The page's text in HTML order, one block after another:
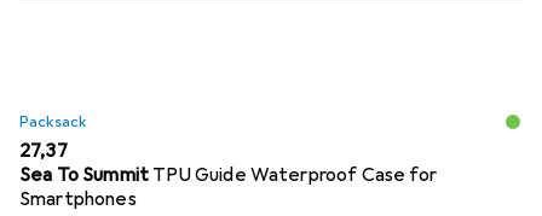
Packsack
EUR
27,37
Sea To Summit TPU Guide Waterproof Case for
Smartphones